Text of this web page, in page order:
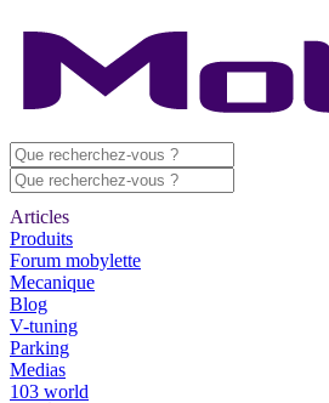
Articles
Produits
Forum mobylette
Mecanique
Blog
V-tuning
Parking
Medias
103 world